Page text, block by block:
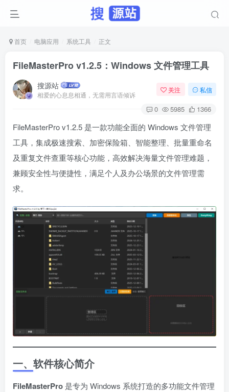
首页 电脑应用 系统工具 正文
FileMasterPro v1.2.5：Windows 文件管理工具
搜源站
相爱的心息息相通，无需用言语倾诉
关注 私信
0 5985 1366
FileMasterPro v1.2.5 是一款功能全面的 Windows 文件管理
工具，集成极速搜索、加密保险箱、智能整理、批量重命名
及重复文件查重等核心功能，高效解决海量文件管理难题，
兼顾安全性与便捷性，满足个人及办公场景的文件管理需
求。
一、软件核心简介
FileMasterPro 是专为 Windows 系统打造的多功能文件管理